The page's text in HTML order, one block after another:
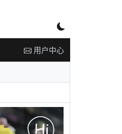
用户中心